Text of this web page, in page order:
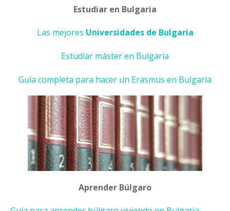
Estudiar en Bulgaria
Las mejores Universidades de Bulgaria
Estudiar máster en Bulgaria
Guía completa para hacer un Erasmus en Bulgaria
Aprender Búlgaro